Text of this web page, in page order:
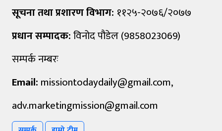
सूचना तथा प्रशारण विभाग: ११२५-२०७६/२०७७
प्रधान सम्पादक:विनोद पौडेल (9858023069)
सम्पर्क नम्बरः
Email: missiontodaydaily@gmail.com,
adv.marketingmission@gmail.com